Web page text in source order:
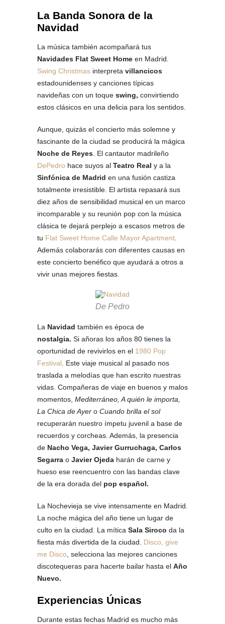
La Banda Sonora de la
Navidad
La música también acompañará tus
Navidades Flat Sweet Home en Madrid.
Swing Christmas interpreta villancicos
estadounidenses y canciones típicas
navideñas con un toque swing, convirtiendo
estos clásicos en una delicia para los sentidos.
Aunque, quizás el concierto más solemne y
fascinante de la ciudad se producirá la mágica
Noche de Reyes . El cantautor madrileño
DePedro hace suyos al Teatro Real y a la
Sinfónica de Madrid en una fusión castiza
totalmente irresistible. El artista repasará sus
diez años de sensibilidad musical en un marco
incomparable y su reunión pop con la música
clásica te dejará perplejo a escasos metros de
tu Flat Sweet Home Calle Mayor Apartment
Además colaborarás con diferentes causas en
este concierto benéfico que ayudará a otros a
vivir unas mejores fiestas.
De Pedro
La Navidad también es época de
nostalgia. Si añoras los años 80 tienes la
oportunidad de revivirlos en el 1980 Pop
Festival . Este viaje musical al pasado nos
traslada a melodías que han escrito nuestras
vidas. Compañeras de viaje en buenos y malos
momentos, Mediterráneo, A quién le importa,
La Chica de Ayer o Cuando brilla el sol
recuperarán nuestro ímpetu juvenil a base de
recuerdos y corcheas. Además, la presencia
de Nacho Vega, Javier Gurruchaga, Carlos
Segarra o Javier Ojeda harán de carne y
hueso ese reencuentro con las bandas clave
de la era dorada del pop español.
La Nochevieja se vive intensamente en Madrid.
La noche mágica del año tiene un lugar de
culto en la ciudad. La mítica Sala Siroco da la
fiesta más divertida de la ciudad. Disco, give
me Disco , selecciona las mejores canciones
discotequeras para hacerte bailar hasta el Año
Nuevo.
Experiencias Únicas
Durante estas fechas Madrid es mucho más